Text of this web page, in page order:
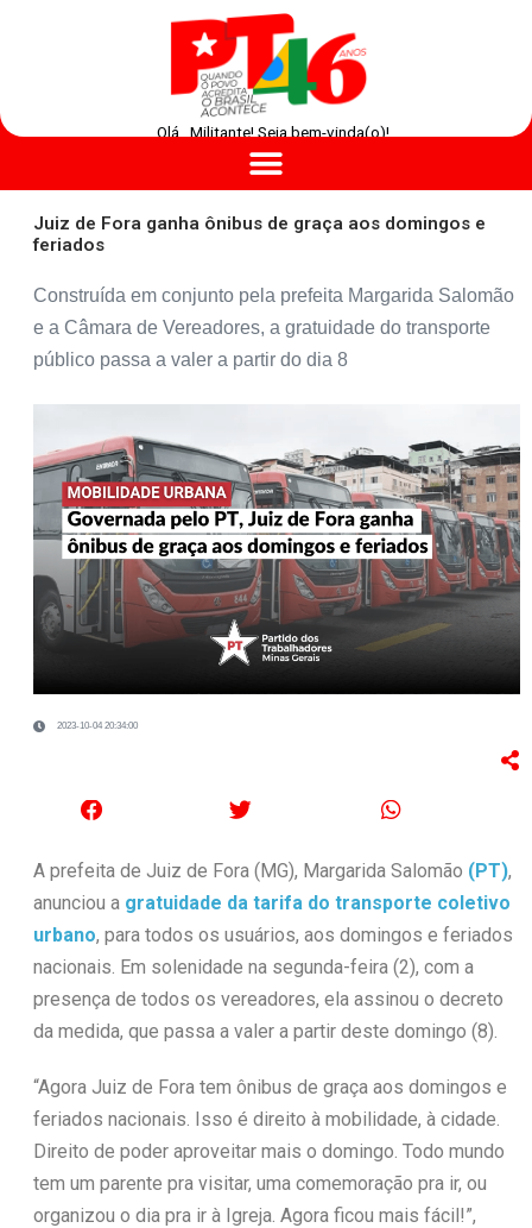
Olá , Militante! Seja bem-vinda(o)!
Juiz de Fora ganha ônibus de graça aos domingos e
feriados
Construída em conjunto pela prefeita Margarida Salomão
e a Câmara de Vereadores, a gratuidade do transporte
público passa a valer a partir do dia 8
2023-10-04 20:34:00
A prefeita de Juiz de Fora (MG), Margarida Salomão (PT),
anunciou a gratuidade da tarifa do transporte coletivo
urbano, para todos os usuários, aos domingos e feriados
nacionais. Em solenidade na segunda-feira (2), com a
presença de todos os vereadores, ela assinou o decreto
da medida, que passa a valer a partir deste domingo (8).
“Agora Juiz de Fora tem ônibus de graça aos domingos e
feriados nacionais. Isso é direito à mobilidade, à cidade.
Direito de poder aproveitar mais o domingo. Todo mundo
tem um parente pra visitar, uma comemoração pra ir, ou
organizou o dia pra ir à Igreja. Agora ficou mais fácil!”,